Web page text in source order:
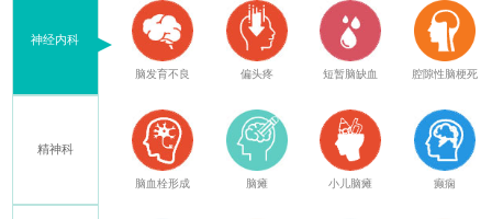
神经内科
精神科
脑发育不良 偏头疼 短暂脑缺血 腔隙性脑梗死
脑血栓形成 脑瘫 小儿脑瘫 癫痫